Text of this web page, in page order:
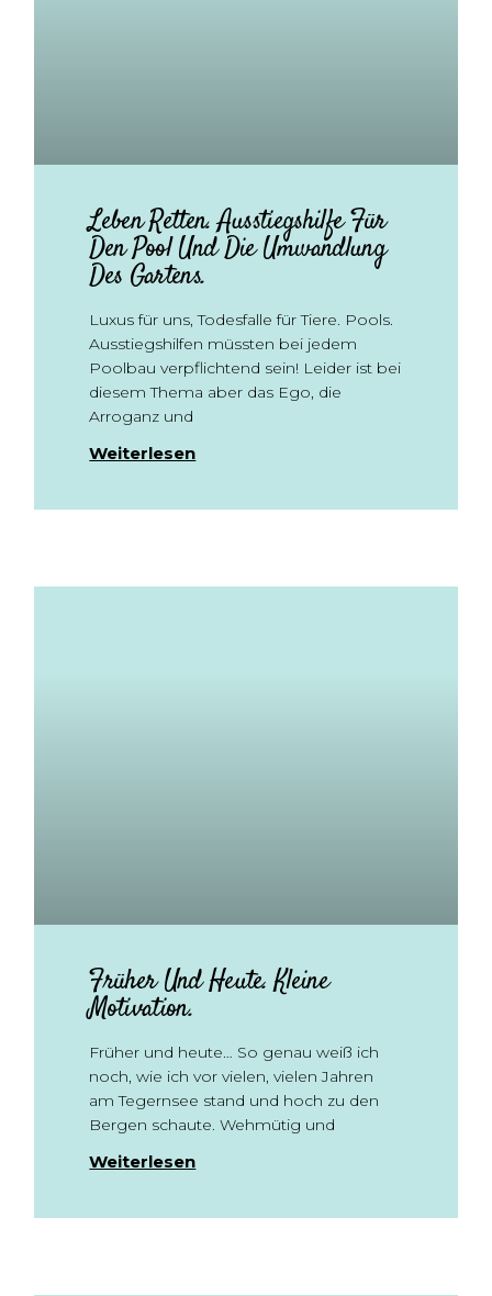
Leben Retten. Ausstiegshilfe Für
Den Pool Und Die Umwandlung
Des Gartens.
Luxus für uns, Todesfalle für Tiere. Pools.
Ausstiegshilfen müssten bei jedem
Poolbau verpflichtend sein! Leider ist bei
diesem Thema aber das Ego, die
Arroganz und
Weiterlesen
Früher Und Heute. Kleine
Motivation.
Früher und heute… So genau weiß ich
noch, wie ich vor vielen, vielen Jahren
am Tegernsee stand und hoch zu den
Bergen schaute. Wehmütig und
Weiterlesen